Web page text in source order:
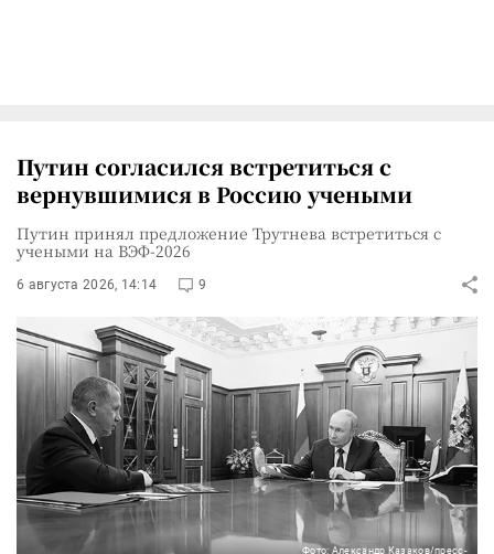
Путин согласился встретиться с
вернувшимися в Россию учеными
Путин принял предложение Трутнева встретиться с
учеными на ВЭФ-2026
6 августа 2026, 14:14 9
Фото: Александр Казаков/пресс-